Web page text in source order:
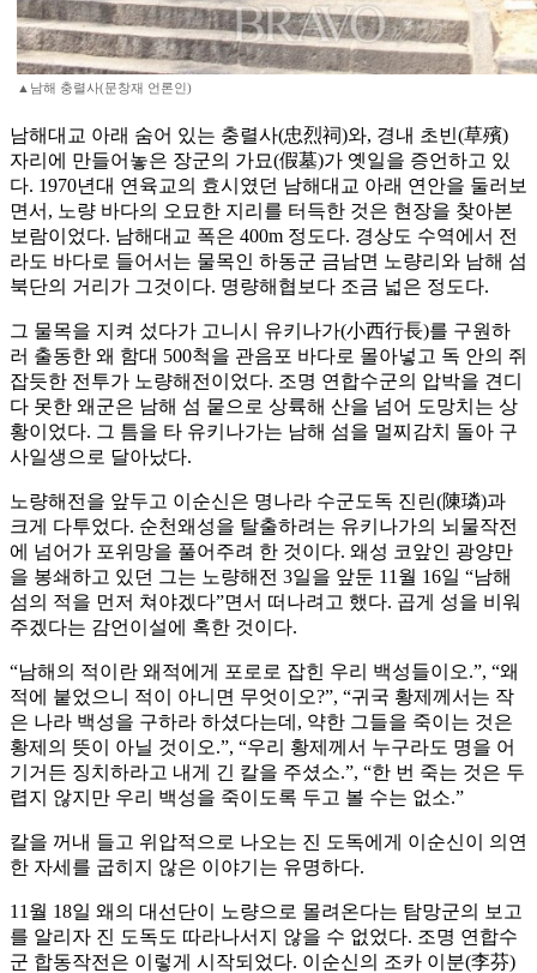
▲남해 충렬사(문창재 언론인)
남해대교 아래 숨어 있는 충렬사(忠烈祠)와, 경내 초빈(草殯)
자리에 만들어놓은 장군의 가묘(假墓)가 옛일을 증언하고 있
다. 1970년대 연육교의 효시였던 남해대교 아래 연안을 둘러보
면서, 노량 바다의 오묘한 지리를 터득한 것은 현장을 찾아본
보람이었다. 남해대교 폭은 400m 정도다. 경상도 수역에서 전
라도 바다로 들어서는 물목인 하동군 금남면 노량리와 남해 섬
북단의 거리가 그것이다. 명량해협보다 조금 넓은 정도다.
그 물목을 지켜 섰다가 고니시 유키나가(小西行長)를 구원하
러 출동한 왜 함대 500척을 관음포 바다로 몰아넣고 독 안의 쥐
잡듯한 전투가 노량해전이었다. 조명 연합수군의 압박을 견디
다 못한 왜군은 남해 섬 뭍으로 상륙해 산을 넘어 도망치는 상
황이었다. 그 틈을 타 유키나가는 남해 섬을 멀찌감치 돌아 구
사일생으로 달아났다.
노량해전을 앞두고 이순신은 명나라 수군도독 진린(陳璘)과
크게 다투었다. 순천왜성을 탈출하려는 유키나가의 뇌물작전
에 넘어가 포위망을 풀어주려 한 것이다. 왜성 코앞인 광양만
을 봉쇄하고 있던 그는 노량해전 3일을 앞둔 11월 16일 “남해
섬의 적을 먼저 쳐야겠다”면서 떠나려고 했다. 곱게 성을 비워
주겠다는 감언이설에 혹한 것이다.
“남해의 적이란 왜적에게 포로로 잡힌 우리 백성들이오.”, “왜
적에 붙었으니 적이 아니면 무엇이오?”, “귀국 황제께서는 작
은 나라 백성을 구하라 하셨다는데, 약한 그들을 죽이는 것은
황제의 뜻이 아닐 것이오.”, “우리 황제께서 누구라도 명을 어
기거든 징치하라고 내게 긴 칼을 주셨소.”, “한 번 죽는 것은 두
렵지 않지만 우리 백성을 죽이도록 두고 볼 수는 없소.”
칼을 꺼내 들고 위압적으로 나오는 진 도독에게 이순신이 의연
한 자세를 굽히지 않은 이야기는 유명하다.
11월 18일 왜의 대선단이 노량으로 몰려온다는 탐망군의 보고
를 알리자 진 도독도 따라나서지 않을 수 없었다. 조명 연합수
군 합동작전은 이렇게 시작되었다. 이순신의 조카 이분(李芬)